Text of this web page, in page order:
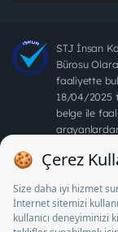
STJ İnsan
Bürosu
faaliyette
18/04/2025
belge ile